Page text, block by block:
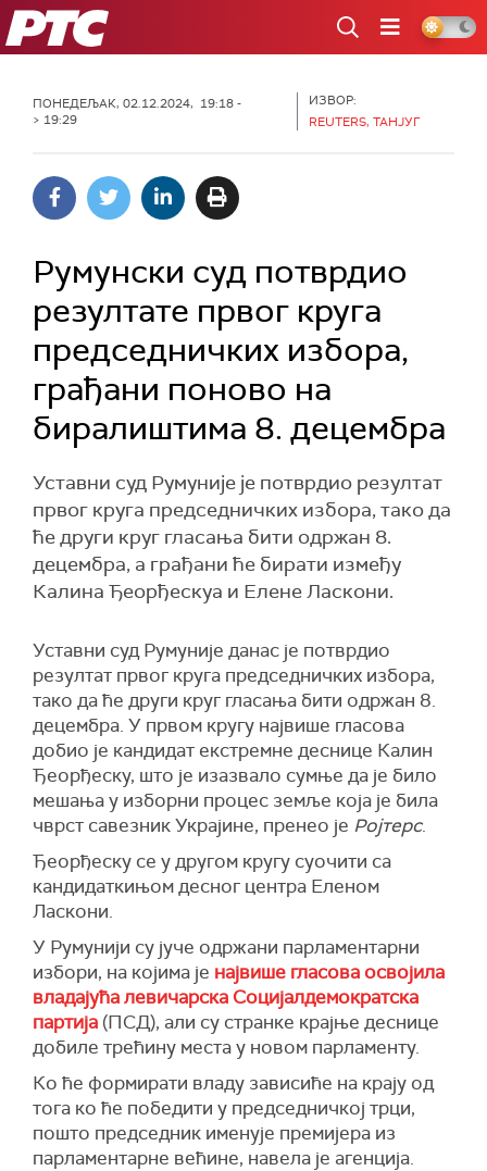
РТС
ПОНЕДЕЉАК, 02.12.2024, 19:18 -
> 19:29
ИЗВОР:
REUTERS, ТАНЈУГ
Румунски суд потврдио
резултате првог круга
председничких избора,
грађани поново на
биралиштима 8. децембра
Уставни суд Румуније је потврдио резултат
првог круга председничких избора, тако да
ће други круг гласања бити одржан 8.
децембра, а грађани ће бирати између
Калина Ђеорђескуа и Елене Ласкони.
Уставни суд Румуније данас је потврдио
резултат првог круга председничких избора,
тако да ће други круг гласања бити одржан 8.
децембра. У првом кругу највише гласова
добио је кандидат екстремне деснице Калин
Ђеорђеску, што је изазвало сумње да је било
мешања у изборни процес земље која је била
чврст савезник Украјине, пренео је Ројтерс.
Ђеорђеску се у другом кругу суочити са
кандидаткињом десног центра Еленом
Ласкони.
У Румунији су јуче одржани парламентарни
избори, на којима је највише гласова освојила
владајућа левичарска Социјалдемократска
партија (ПСД), али су странке крајње деснице
добиле трећину места у новом парламенту.
Ко ће формирати владу зависиће на крају од
тога ко ће победити у председничкој трци,
пошто председник именује премијера из
парламентарне већине, навела је агенција.